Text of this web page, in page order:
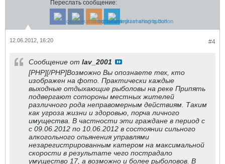
Переслать сообщение:
#4
12.06.2012, 16:20
Сообщение от lav_2001
[PHP][/PHP]Возможно Вы опознаете тех, кто
изображен на фото. Практически каждые
выходные отдыхающие рыболовы на реке Припять
подвергают сотороны местных жителей
различного рода неправомерным действиям. Таким
как угроза жизни и здоровью, порча личного
имущества. В частности эти граждане в период с
с 09.06.2012 по 10.06.2012 в состоянии сильного
алкогольного опьянения управлями
незарегистрированным катером на максимальной
скорости в результате чего пострадало
умущество 17, а возможно и более рыболовов. В